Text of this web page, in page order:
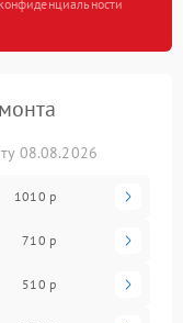
08.08.2026
1010 р
710 р
510 р